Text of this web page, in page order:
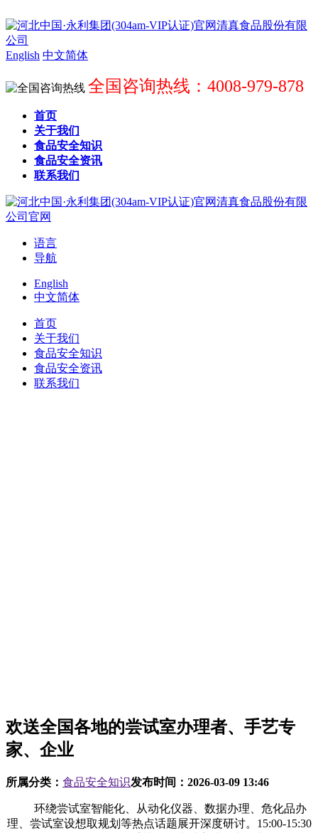
English 中文简体
全国咨询热线：4008-979-878
首页
关于我们
食品安全知识
食品安全资讯
联系我们
语言
导航
English
中文简体
首页
关于我们
食品安全知识
食品安全资讯
联系我们
欢送全国各地的尝试室办理者、手艺专
家、企业
所属分类： 食品安全知识发布时间： 2026-03-09 13:46
环绕尝试室智能化、从动化仪器、数据办理、危化品办
理、尝试室设想取规划等热点话题展开深度研讨。15:00-15:30